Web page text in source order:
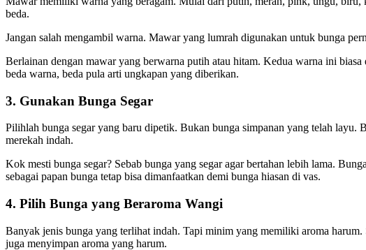
beda.
Jangan salah mengambil warna. Mawar yang lumrah digunakan untuk bunga
Berlainan dengan mawar yang berwarna putih atau hitam. Kedua warna ini
beda warna, beda pula arti ungkapan yang diberikan.
3. Gunakan Bunga Segar
Pilihlah bunga segar yang baru dipetik. Bukan bunga simpanan yang telah layu.
merekah indah.
Kok mesti bunga segar? Sebab bunga yang segar agar bertahan lebih lama.
sebagai papan bunga tetap bisa dimanfaatkan demi bunga hiasan di vas.
4. Pilih Bunga yang Beraroma Wangi
Banyak jenis bunga yang terlihat indah. Tapi minim yang memiliki aroma
juga menyimpan aroma yang harum.